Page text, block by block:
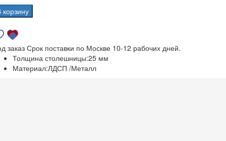
корзину
заказ Срок поставки по Москве 10-12 рабочих дней.
Толщина столешницы:25 мм
Материал:ЛДСП /Металл